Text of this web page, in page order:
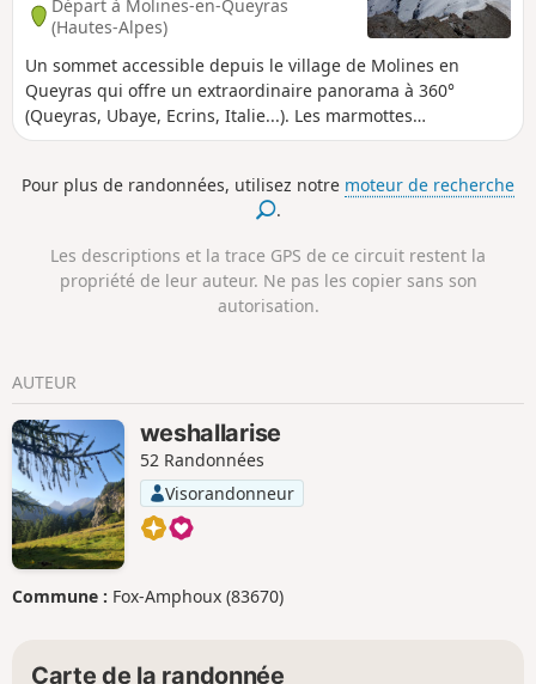
Départ à Molines-en-Queyras
(Hautes-Alpes)
Un sommet accessible depuis le village de Molines en
Queyras qui offre un extraordinaire panorama à 360°
(Queyras, Ubaye, Ecrins, Italie...). Les marmottes
agrémenteront votre randonnée ! À l'automne, la forêt de
Pour plus de randonnées, utilisez notre moteur de recherche
.
Les descriptions et la trace GPS de ce circuit restent la
propriété de leur auteur. Ne pas les copier sans son
autorisation.
AUTEUR
weshallarise
52 Randonnées
Visorandonneur
Commune : Fox-Amphoux (83670)
Carte de la randonnée